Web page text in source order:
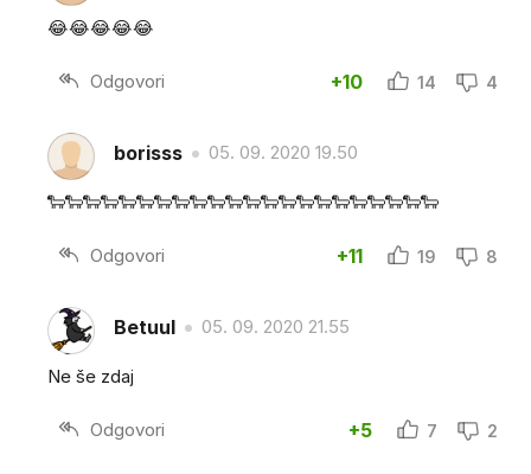
😂😂😂😂😂
Odgovori +10 14 4
borisss 05. 09. 2020 19.50
🐑🐑🐑🐑🐑🐑🐑🐑🐑🐑🐑🐑🐑🐑🐑🐑🐑🐑🐑🐑🐑🐑
Odgovori +11 19 8
Betuul 05. 09. 2020 21.55
Ne še zdaj
Odgovori +5 7 2